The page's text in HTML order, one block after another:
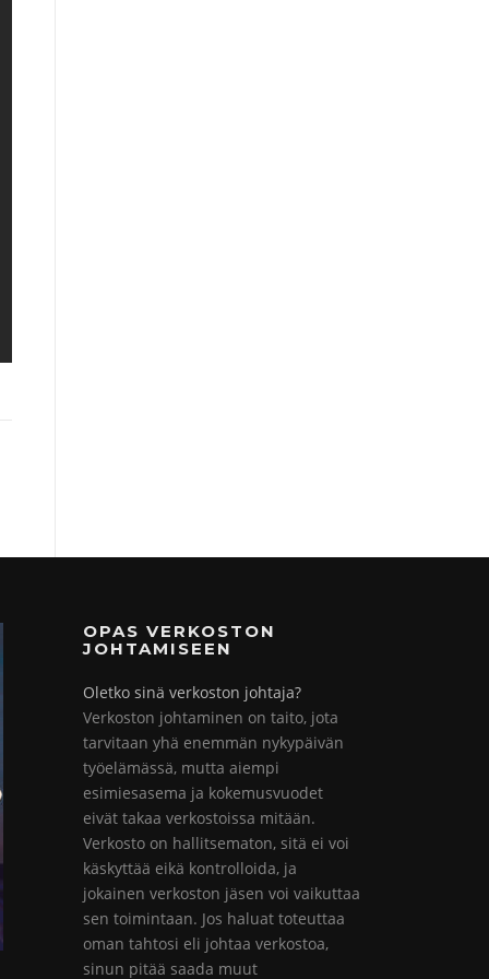
OPAS VERKOSTON
JOHTAMISEEN
Oletko sinä verkoston johtaja?
Verkoston johtaminen on taito, jota
tarvitaan yhä enemmän nykypäivän
työelämässä, mutta aiempi
esimiesasema ja kokemusvuodet
eivät takaa verkostoissa mitään.
Verkosto on hallitsematon, sitä ei voi
käskyttää eikä kontrolloida, ja
jokainen verkoston jäsen voi vaikuttaa
sen toimintaan. Jos haluat toteuttaa
oman tahtosi eli johtaa verkostoa,
sinun pitää saada muut